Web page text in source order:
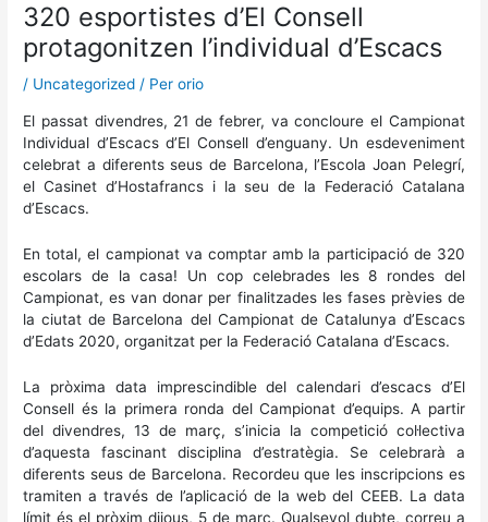
320 esportistes d’El Consell
protagonitzen l’individual d’Escacs
/ Uncategorized / Per orio
El passat divendres, 21 de febrer, va concloure el Campionat
Individual d’Escacs d’El Consell d’enguany. Un esdeveniment
celebrat a diferents seus de Barcelona, l’Escola Joan Pelegrí,
el Casinet d’Hostafrancs i la seu de la Federació Catalana
d’Escacs.
En total, el campionat va comptar amb la participació de 320
escolars de la casa! Un cop celebrades les 8 rondes del
Campionat, es van donar per finalitzades les fases prèvies de
la ciutat de Barcelona del Campionat de Catalunya d’Escacs
d’Edats 2020, organitzat per la Federació Catalana d’Escacs.
La pròxima data imprescindible del calendari d’escacs d’El
Consell és la primera ronda del Campionat d’equips. A partir
del divendres, 13 de març, s’inicia la competició col·lectiva
d’aquesta fascinant disciplina d’estratègia. Se celebrarà a
diferents seus de Barcelona. Recordeu que les inscripcions es
tramiten a través de l’aplicació de la web del CEEB. La data
límit és el pròxim dijous, 5 de març. Qualsevol dubte, correu a